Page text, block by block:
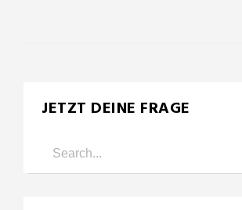
JETZT DEINE FRAGE